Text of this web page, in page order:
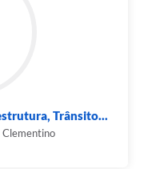
Trânsito...
Clementino